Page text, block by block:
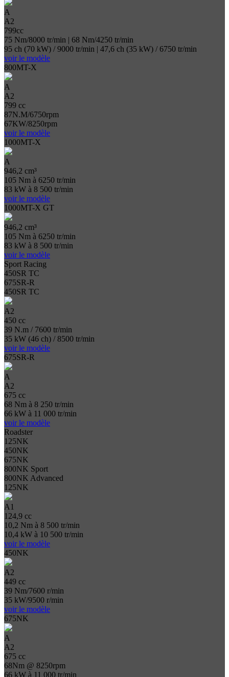
A
A2
799cc
75 Nm/8000 tr/min | 68 Nm/4250 tr/min
95 ch (70 kW) / 9000 tr/min | 47,6 ch (35 kW) / 6750 tr/min
voir le modèle
800MT-X
A
A2
799 cc
87N.M/6750rpm
67KW/8250rpm
voir le modèle
1000MT-X
A
946,2 cm³
105 Nm à 6250 tr/min
83 kW à 8 500 tr/min
voir le modèle
1000MT-X GT
946,2 cm³
105 Nm à 6250 tr/min
83 kW à 8 500 tr/min
voir le modèle
Sport Racing
450SR TC
675SR-R
450SR TC
A2
450 cc
39 N.m / 7600 tr/min
35 kW (46 ch) / 8500 tr/min
voir le modèle
675SR-R
A
A2
675 cc
68 Nm à 8 250 tr/min
66 kW à 11 000 tr/min
voir le modèle
Roadster
125NK
450NK
675NK
800NK Sport
800NK Advanced
125NK
A1
124,9 cc
10,2 Nm à 8 500 tr/min
10,4 kW à 10 500 tr/min
voir le modèle
450NK
A2
449 cc
39 Nm/7600 r/min
35 kW/9500 r/min
voir le modèle
675NK
A
A2
675 cc
68Nm @ 8250rpm
66 kW à 11 000 tr/min